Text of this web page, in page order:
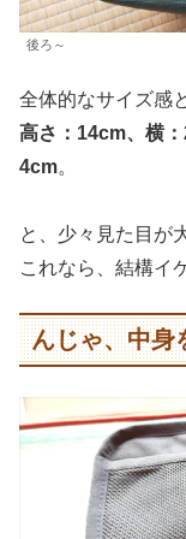
後ろ～
全体的なサイズ感
高さ：14cm、横
4cm。
と、少々見た目が
これなら、結構イ
んじゃ、中身